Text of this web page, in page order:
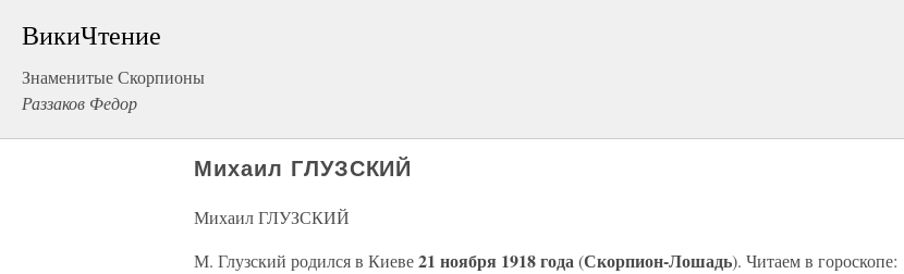
ВикиЧтение
Знаменитые Скорпионы
Раззаков Федор
Михаил ГЛУЗСКИЙ
Михаил ГЛУЗСКИЙ
М. Глузский родился в Киеве21 ноября 1918 года(Скорпион-Лошадь). Читаем в гороскопе: